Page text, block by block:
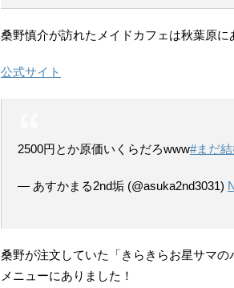
桑野慎介が訪れたメイドカフェは秋葉原に
公式サイト
2500円とか原価いくらだろwww#まだ
— あすかまる2nd垢 (@asuka2nd3031)
桑野が注文していた「きらきらお星サマ
メニューにありました！